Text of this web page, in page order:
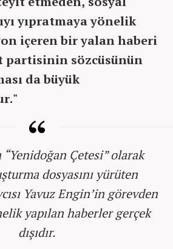
yıpratmaya yönelik
içeren bir yalan haberi
partisinin sözcüsünün
da büyük
Çetesi” olarak
dosyasını yürüten
Yavuz Engin’in görevden
yapılan haberler gerçek
dışıdır.